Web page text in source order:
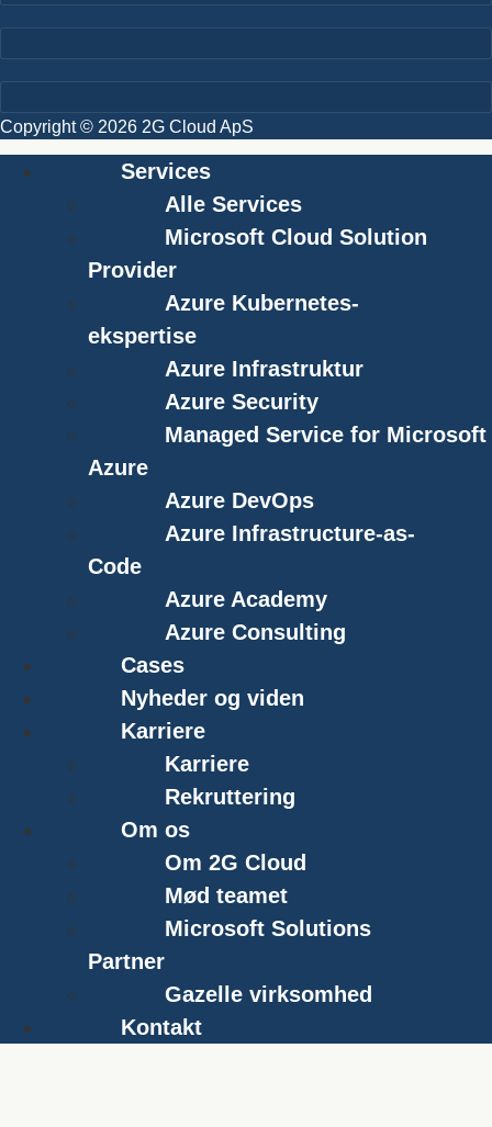
Copyright © 2026 2G Cloud ApS
Services
Alle Services
Microsoft Cloud Solution
Provider
Azure Kubernetes-
ekspertise
Azure Infrastruktur
Azure Security
Managed Service for Microsoft
Azure
Azure DevOps
Azure Infrastructure-as-
Code
Azure Academy
Azure Consulting
Cases
Nyheder og viden
Karriere
Karriere
Rekruttering
Om os
Om 2G Cloud
Mød teamet
Microsoft Solutions
Partner
Gazelle virksomhed
Kontakt